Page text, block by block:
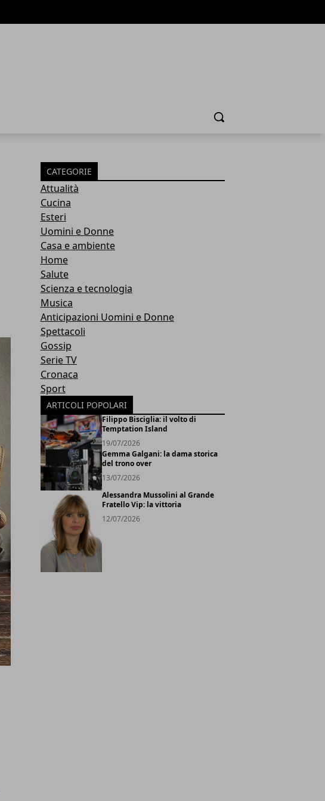
Cerca
CATEGORIE
Attualità
Cucina
Esteri
Uomini e Donne
Casa e ambiente
Home
Salute
Scienza e tecnologia
Musica
Anticipazioni Uomini e Donne
Spettacoli
Gossip
Serie TV
Cronaca
Sport
ARTICOLI POPOLARI
Filippo Bisciglia: il volto di
Temptation Island
19/07/2026
Gemma Galgani: la dama storica
del trono over
13/07/2026
Alessandra Mussolini al Grande
Fratello Vip: la vittoria
12/07/2026